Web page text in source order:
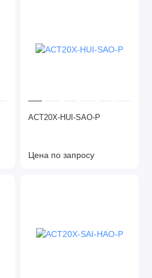
ACT20X-HUI-SAO-P
Цена по запросу